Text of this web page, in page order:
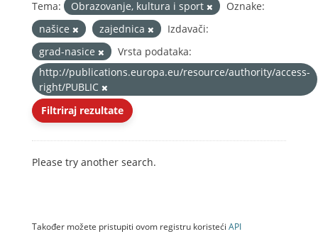
Tema: Obrazovanje, kultura i sport
Oznake:
našice
zajednica
Izdavači:
grad-nasice
Vrsta podataka:
http://publications.europa.eu/resource/authority/access-
right/PUBLIC
Filtriraj rezultate
Please try another search.
Također možete pristupiti ovom registru koristeći API